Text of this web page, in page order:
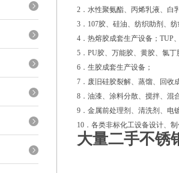
2．水性聚氨酯、丙烯乳液、白
3．107胶、硅油、纺织助剂、
4．热熔胶成套生产设备；TUP
5．PU胶、万能胶、黄胶、氯
6．生胶成套生产设备；
7．废旧硅胶裂解、蒸馏、回收
8．油漆、涂料分散、搅拌、混
9．金属前处理剂、清洗剂、电
10．各类非标化工设备设计、
大量二手不锈